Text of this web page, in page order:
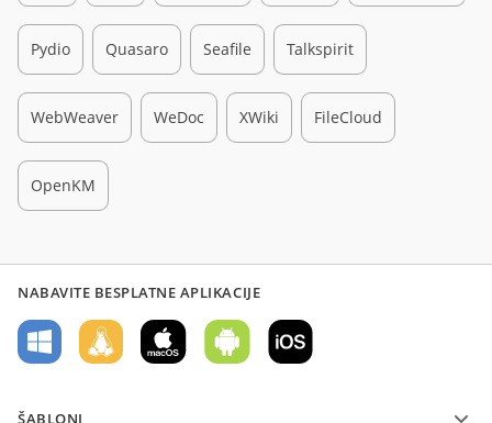
Pydio Quasaro Seafile Talkspirit
WebWeaver WeDoc XWiki FileCloud
OpenKM
NABAVITE BESPLATNE APLIKACIJE
ŠABLONI